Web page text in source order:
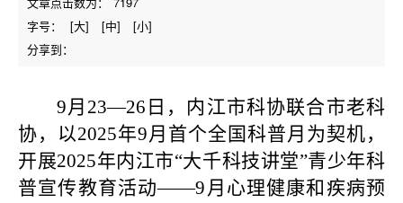
字号：
[大] [中]
[小]
分享到：
9月23—26日，内江市科协联合市老科
协， 以2025年9月首个全国科普月为契机，
开展2025年内江市“大千科技讲堂”青少年科
普宣传教育活动——9 月心理健康和疾病预